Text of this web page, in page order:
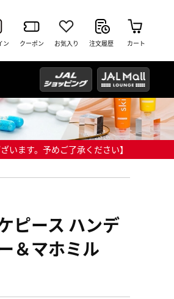
ン クーポン お気入り 注文履歴 カート
ます。予めご了承ください】
ピース ハンデ
＆マホミル